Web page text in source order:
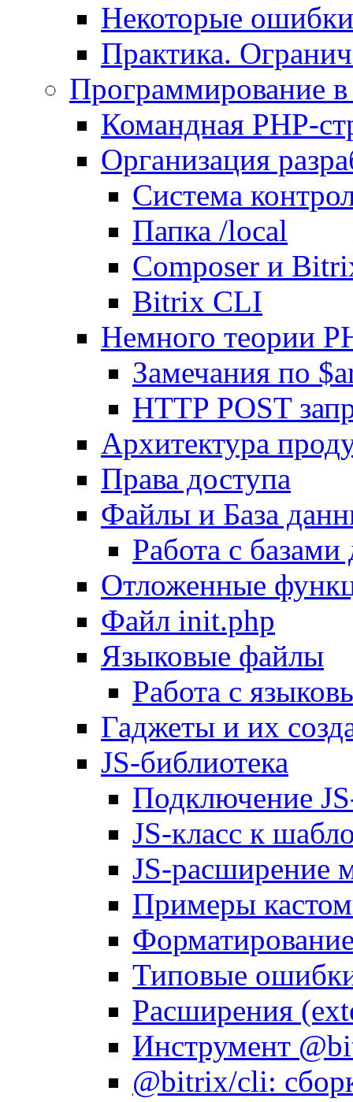
Некоторые
Практика.
Программирование
Командная PHP-
Организация
Система
Папка /local
Composer и
Bitrix CLI
Немного теории
Замечания по
HTTP POST
Архитектура
Права доступа
Файлы и База
Работа с
Отложенные
Файл init.php
Языковые файлы
Работа с
Гаджеты и их
JS-библиотека
Подключение
JS-класс к
JS-расширение
Примеры
Типовые
Расширения
Инструмент
@bitrix/cli: